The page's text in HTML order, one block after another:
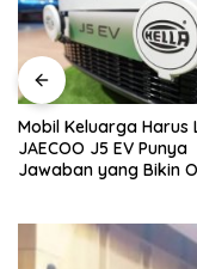
Mobil Keluarga Harus
JAECOO J5 EV Punya
Jawaban yang Bikin